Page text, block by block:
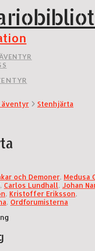
äventyr Stenhjärta
och Demoner, Medusa
, Carlos Lundhall, Johan
, Kristoffer Eriksson,
, Ordforumisterna